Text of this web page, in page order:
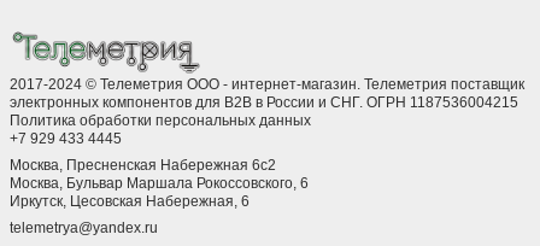
2017-2024 © Телеметрия ООО - интернет-магазин. Телеметрия поставщик
электронных компонентов для B2B в России и СНГ. ОГРН 1187536004215
Политика обработки персональных данных
+7 929 433 4445
Москва, Пресненская Набережная 6с2
Москва, ​Бульвар Маршала Рокоссовского, 6
Иркутск, ​Цесовская Набережная, 6
telemetrya@yandex.ru